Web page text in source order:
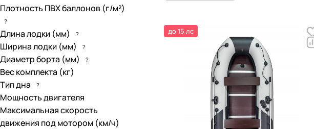
до 15 лс
Плотность ПВХ баллонов (г/м²)
?
Длина лодки (мм) ?
Ширина лодки (мм) ?
Диаметр борта (мм) ?
Вес комплекта (кг)
Тип дна
?
Мощность двигателя
Максимальная скорость
движения под мотором (км/ч)